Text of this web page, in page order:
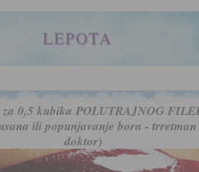
LEPOTA
za 0,5 kubika POLUTRAJNOG
ili popunjavanje bora -
doktor)